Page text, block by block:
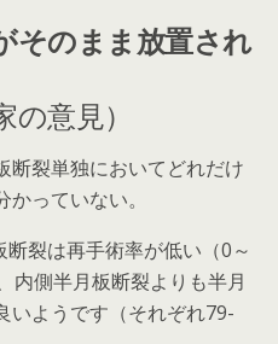
そのまま放置され
の意見）
断裂単独においてどれだけ
かっていない。
裂は再手術率が低い（0～
内側半月板断裂よりも半月
いようです（それぞれ79-